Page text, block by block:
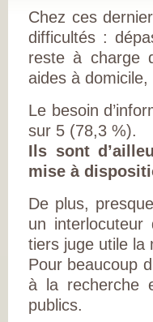
Chez ces
difficultés :
reste à charge
aides à
Le besoin
sur 5 (78,3 %).
Ils sont
mise à
De plus,
un interlocuteur
tiers juge utile la
Pour beaucoup
à la recherche
publics.